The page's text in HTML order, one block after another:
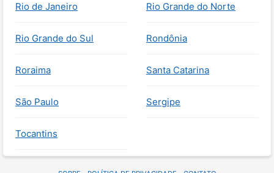
Rio de Janeiro Rio Grande do Norte
Rio Grande do Sul Rondônia
Roraima Santa Catarina
São Paulo Sergipe
Tocantins